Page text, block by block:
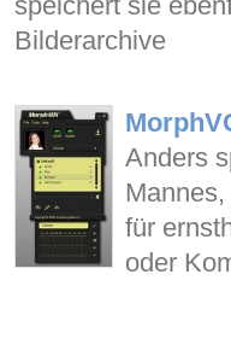
Bilderarchive
Anders
für
oder